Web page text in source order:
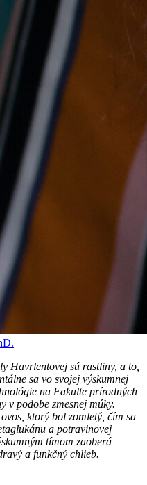
Havrlentovej sú rastliny, a to,
sa vo svojej výskumnej
na Fakulte prírodných
v podobe zmesnej múky.
ktorý bol zomletý, čím sa
a potravinovej
tímom zaoberá
a funkčný chlieb.